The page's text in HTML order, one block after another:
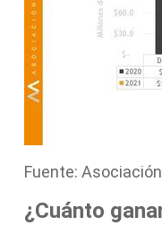
Fuente:
¿Cuánto